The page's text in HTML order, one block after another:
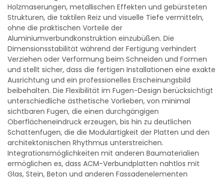
Holzmaserungen, metallischen Effekten und gebürsteten
Strukturen, die taktilen Reiz und visuelle Tiefe vermitteln,
ohne die praktischen Vorteile der
Aluminiumverbundkonstruktion einzubüßen. Die
Dimensionsstabilität während der Fertigung verhindert
Verziehen oder Verformung beim Schneiden und Formen
und stellt sicher, dass die fertigen Installationen eine exakte
Ausrichtung und ein professionelles Erscheinungsbild
beibehalten. Die Flexibilität im Fugen-Design berücksichtigt
unterschiedliche ästhetische Vorlieben, von minimal
sichtbaren Fugen, die einen durchgängigen
Oberflächeneindruck erzeugen, bis hin zu deutlichen
Schattenfugen, die die Modulartigkeit der Platten und den
architektonischen Rhythmus unterstreichen.
Integrationsmöglichkeiten mit anderen Baumaterialien
ermöglichen es, dass ACM-Verbundplatten nahtlos mit
Glas, Stein, Beton und anderen Fassadenelementen